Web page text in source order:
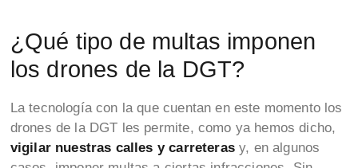
¿Qué tipo de multas imponen
los drones de la DGT?
La tecnología con la que cuentan en este momento los
drones de la DGT les permite, como ya hemos dicho,
vigilar nuestras calles y carreterasy, en algunos